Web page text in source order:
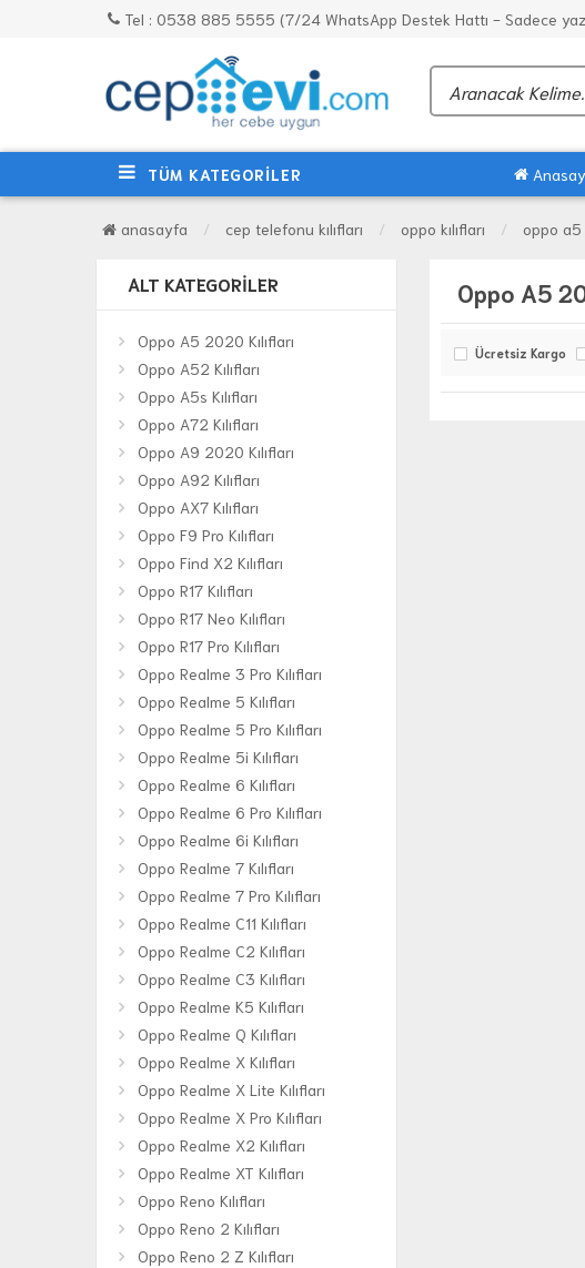
Tel : 0538 885 5555 (7/24 WhatsApp Destek Hattı - Sadece
TÜM KATEGORİLER
anasayfa cep telefonu kılıfları oppo kılıfları oppo a5
ALT KATEGORILER
Oppo A5 2020 Kılıfları
Oppo A52 Kılıfları
Oppo A5s Kılıfları
Oppo A72 Kılıfları
Oppo A9 2020 Kılıfları
Oppo A92 Kılıfları
Oppo AX7 Kılıfları
Oppo F9 Pro Kılıfları
Oppo Find X2 Kılıfları
Oppo R17 Kılıfları
Oppo R17 Neo Kılıfları
Oppo R17 Pro Kılıfları
Oppo Realme 3 Pro Kılıfları
Oppo Realme 5 Kılıfları
Oppo Realme 5 Pro Kılıfları
Oppo Realme 5i Kılıfları
Oppo Realme 6 Kılıfları
Oppo Realme 6 Pro Kılıfları
Oppo Realme 6i Kılıfları
Oppo Realme 7 Kılıfları
Oppo Realme 7 Pro Kılıfları
Oppo Realme C11 Kılıfları
Oppo Realme C2 Kılıfları
Oppo Realme C3 Kılıfları
Oppo Realme K5 Kılıfları
Oppo Realme Q Kılıfları
Oppo Realme X Kılıfları
Oppo Realme X Lite Kılıfları
Oppo Realme X Pro Kılıfları
Oppo Realme X2 Kılıfları
Oppo Realme XT Kılıfları
Oppo Reno Kılıfları
Oppo Reno 2 Kılıfları
Oppo Reno 2 Z Kılıfları
Oppo A5
Ücretsiz Kargo